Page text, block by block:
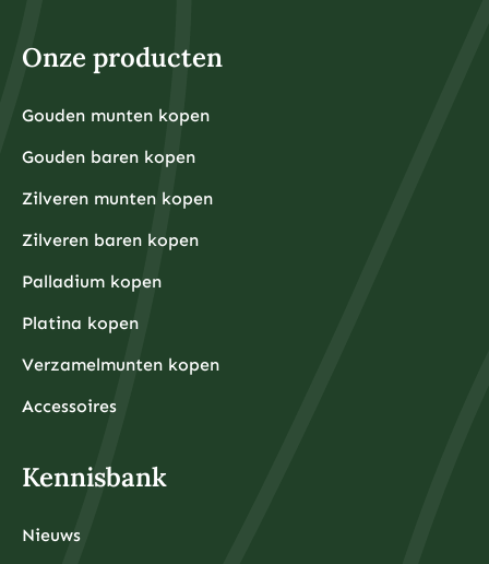
Onze producten
Gouden munten kopen
Gouden baren kopen
Zilveren munten kopen
Zilveren baren kopen
Palladium kopen
Platina kopen
Verzamelmunten kopen
Accessoires
Kennisbank
Nieuws